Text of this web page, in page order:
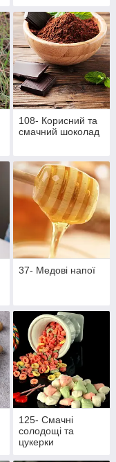
108- Корисний та
смачний шоколад
37- Медові напої
125- Смачні
солодощі та
цукерки